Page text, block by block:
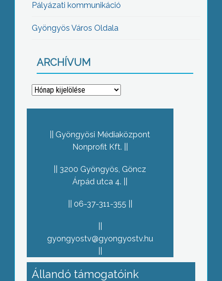
Pályázati kommunikáció
Gyöngyös Város Oldala
ARCHÍVUM
Archívum
Gyöngyösi Médiaközpont
Nonprofit Kft.
3200 Gyöngyös, Göncz
Árpád utca 4.
06-37-311-355
gyongyostv@gyongyostv.hu
Állandó támogatóink